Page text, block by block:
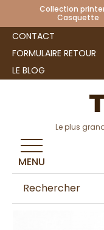
Collection
CONTACT
FORMULAIRE RETOUR
LE BLOG
Le plus
MENU